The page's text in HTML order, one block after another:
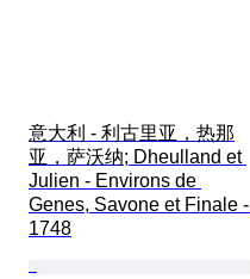
意大利 - 利古里亚，热那
亚，萨沃纳; Dheulland et
Julien - Environs de
Genes, Savone et Finale -
1748